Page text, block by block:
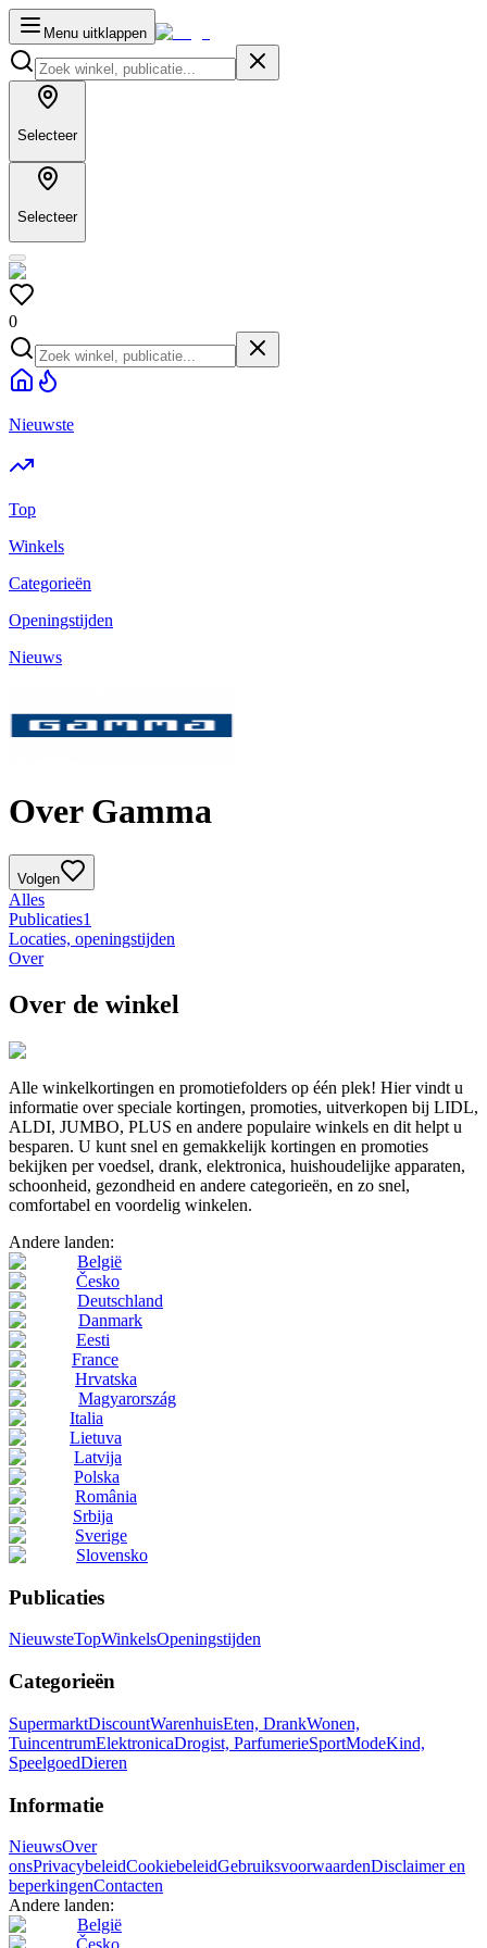
Menu uitklappen
Selecteer
Selecteer
0
Nieuwste
Top
Winkels
Categorieën
Openingstijden
Nieuws
Over Gamma
Volgen
Alles
Publicaties1
Locaties, openingstijden
Over
Over de winkel
Alle winkelkortingen en promotiefolders op één plek! Hier vindt u
informatie over speciale kortingen, promoties, uitverkopen bij LIDL,
ALDI, JUMBO, PLUS en andere populaire winkels en dit helpt u
besparen. U kunt snel en gemakkelijk kortingen en promoties
bekijken per voedsel, drank, elektronica, huishoudelijke apparaten,
schoonheid, gezondheid en andere categorieën, en zo snel,
comfortabel en voordelig winkelen.
Andere landen:
België
Česko
Deutschland
Danmark
Eesti
France
Hrvatska
Magyarország
Italia
Lietuva
Latvija
Polska
România
Srbija
Sverige
Slovensko
Publicaties
NieuwsteTopWinkelsOpeningstijden
Categorieën
SupermarktDiscountWarenhuisEten, DrankWonen,
TuincentrumElektronicaDrogist, ParfumerieSportModeKind,
SpeelgoedDieren
Informatie
NieuwsOver
onsPrivacybeleidCookiebeleidGebruiksvoorwaardenDisclaimer en
beperkingenContacten
Andere landen:
België